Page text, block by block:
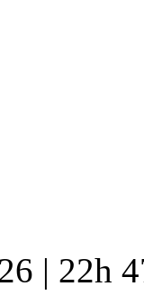
| 22h